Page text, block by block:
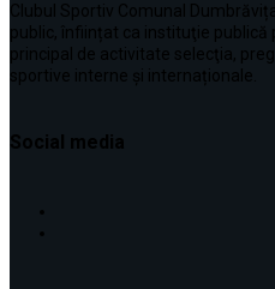
Clubul Sportiv Comunal
public, înființat ca instituţie publică
principal de activitate selecţia,
sportive interne şi internaționale.
Social media